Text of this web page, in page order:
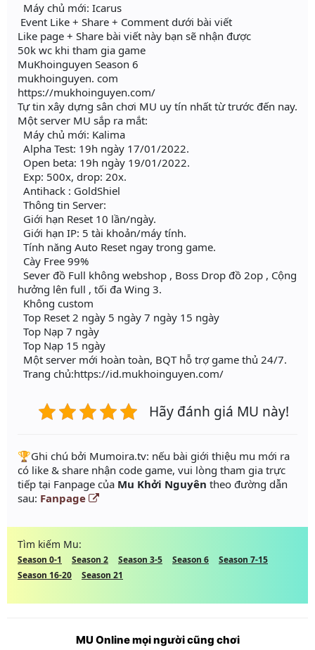
Máy chủ mới: Icarus
Event Like + Share + Comment dưới bài viết
Like page + Share bài viết này bạn sẽ nhận được
50k wc khi tham gia game
MuKhoinguyen Season 6
mukhoinguyen. com
https://mukhoinguyen.com/
Tự tin xây dựng sân chơi MU uy tín nhất từ trước đến nay.
Một server MU sắp ra mắt:
Máy chủ mới: Kalima
Alpha Test: 19h ngày 17/01/2022.
Open beta: 19h ngày 19/01/2022.
Exp: 500x, drop: 20x.
Antihack : GoldShiel
Thông tin Server:
Giới hạn Reset 10 lần/ngày.
Giới hạn IP: 5 tài khoản/máy tính.
Tính năng Auto Reset ngay trong game.
Cày Free 99%
Sever đồ Full không webshop , Boss Drop đồ 2op , Cộng
hưởng lên full , tối đa Wing 3.
Không custom
Top Reset 2 ngày 5 ngày 7 ngày 15 ngày
Top Nạp 7 ngày
Top Nạp 15 ngày
Một server mới hoàn toàn, BQT hỗ trợ game thủ 24/7.
Trang chủ:https://id.mukhoinguyen.com/
Hãy đánh giá MU này!
️🏆Ghi chú bởi Mumoira.tv: nếu bài giới thiệu mu mới ra
có like & share nhận code game, vui lòng tham gia trực
tiếp tại Fanpage của Mu Khởi Nguyên theo đường dẫn
sau: Fanpage
Tìm kiếm Mu:
Season 0-1 Season 2 Season 3-5 Season 6
Season 7-15
Season 16-20
Season 21
MU Online mọi người cũng chơi